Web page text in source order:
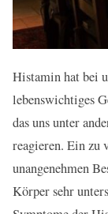
Histamin hat bei
lebenswichtiges
das uns unter
reagieren. Ein zu
unangenehmen
Körper sehr